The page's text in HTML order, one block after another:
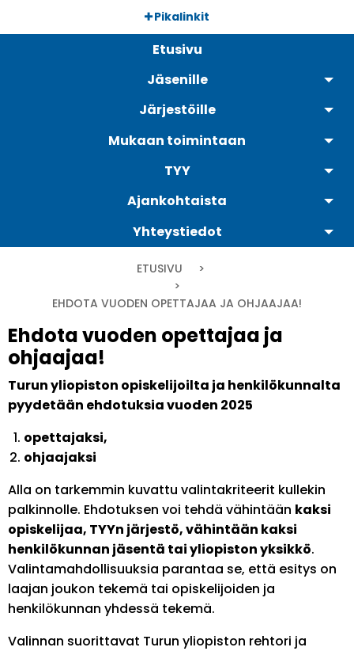
Pikalinkit
Etusivu
Jäsenille
Järjestöille
Mukaan toimintaan
TYY
Ajankohtaista
Yhteystiedot
ETUSIVU
CURRENT:
EHDOTA VUODEN OPETTAJAA JA OHJAAJAA!
Ehdota vuoden opettajaa ja
ohjaajaa!
Turun yliopiston opiskelijoilta ja henkilökunnalta
pyydetään ehdotuksia vuoden 2025
opettajaksi,
ohjaajaksi
Alla on tarkemmin kuvattu valintakriteerit kullekin
palkinnolle. Ehdotuksen voi tehdä vähintään kaksi
opiskelijaa, TYYn järjestö, vähintään kaksi
henkilökunnan jäsentä tai yliopiston yksikkö.
Valintamahdollisuuksia parantaa se, että esitys on
laajan joukon tekemä tai opiskelijoiden ja
henkilökunnan yhdessä tekemä.
Valinnan suorittavat Turun yliopiston rehtori ja